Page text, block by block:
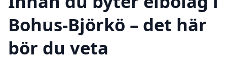
Bohus-Björkö – det här
bör du veta